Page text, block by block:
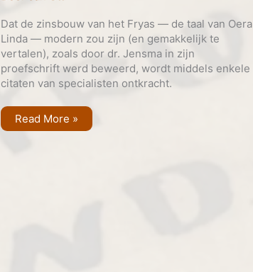
Dat de zinsbouw van het Fryas — de taal van Oera
Linda — modern zou zijn (en gemakkelijk te
vertalen), zoals door dr. Jensma in zijn
proefschrift werd beweerd, wordt middels enkele
citaten van specialisten ontkracht.
Vermeend
moderne
Read More »